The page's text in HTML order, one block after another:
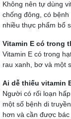
Không nên tự dùng
chống đông, có
nhiều thực phẩm bổ
Vitamin E có trong
Vitamin E có trong
rau xanh, bơ và một
Ai dễ thiếu vitamin
Người có rối loạn
một số bệnh di
hơn và cần được bác